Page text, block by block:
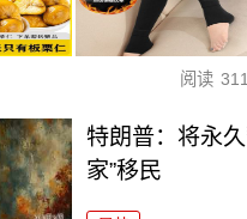
阅读
特朗普：将永
家”移民